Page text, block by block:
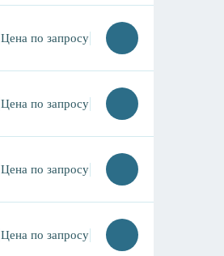
Цена по запросу
Цена по запросу
Цена по запросу
Цена по запросу